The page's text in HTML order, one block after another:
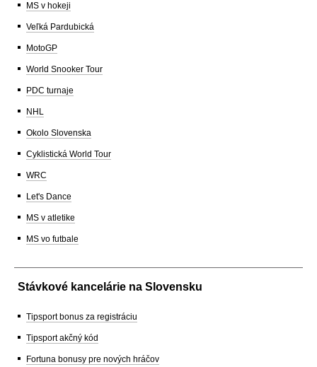
MS v hokeji
Veľká Pardubická
MotoGP
World Snooker Tour
PDC turnaje
NHL
Okolo Slovenska
Cyklistická World Tour
WRC
Let's Dance
MS v atletike
MS vo futbale
Stávkové kancelárie na Slovensku
Tipsport bonus za registráciu
Tipsport akčný kód
Fortuna bonusy pre nových hráčov